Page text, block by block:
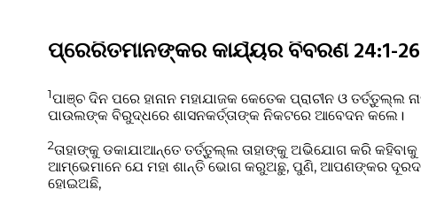
ପ୍ରେରିତମାନଙ୍କର କାର୍ଯ୍ୟର ବିବରଣ 24:1-26
1ପାଞ୍ଚ ଦିନ ପରେ ହାନାନ ମହାଯାଜକ କେତେକ ପ୍ରାଚୀନ ଓ
ପାଉଲଙ୍କ ବିରୁଦ୍ଧରେ ଶାସନକର୍ତ୍ତାଙ୍କ ନିକଟରେ ଆବେଦନ କଲେ।
2ତାହାଙ୍କୁ ଡକାଯାଆନ୍ତେ ତର୍ତ୍ତୁଲ୍ଲ ତାହାଙ୍କୁ ଅଭିଯୋଗ କରି
ଆମ୍ଭେମାନେ ଯେ ମହା ଶାନ୍ତି ଭୋଗ କରୁଅଛୁ, ପୁଣି, ଆପଣଙ୍କର
ହୋଇଅଛି,